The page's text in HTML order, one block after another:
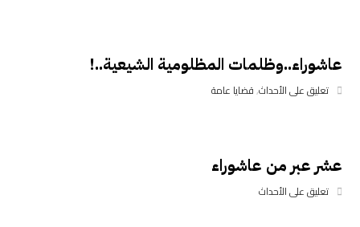
عاشوراء..وظلمات المظلومية الشيعية..!
تعليق على الأحداث,قضايا عامة
عشر عبر من عاشوراء
تعليق على الأحداث